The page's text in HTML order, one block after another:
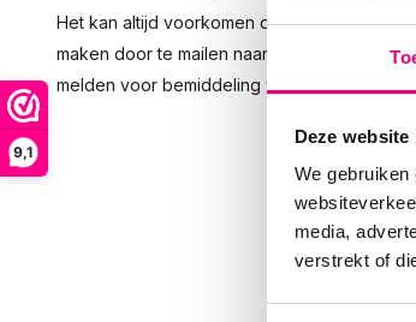
9,1
Deze
We
media,
verstrekt of
Het kan altijd voorkomen dat er iets niet
maken door te mailen naar
melden voor bemiddeling via WebwinkelKeur